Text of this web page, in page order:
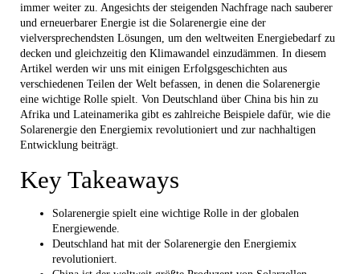
immer weiter zu. Angesichts der steigenden Nachfrage nach sauberer
und erneuerbarer Energie ist die Solarenergie eine der
vielversprechendsten Lösungen, um den weltweiten Energiebedarf zu
decken und gleichzeitig den Klimawandel einzudämmen. In diesem
Artikel werden wir uns mit einigen Erfolgsgeschichten aus
verschiedenen Teilen der Welt befassen, in denen die Solarenergie
eine wichtige Rolle spielt. Von Deutschland über China bis hin zu
Afrika und Lateinamerika gibt es zahlreiche Beispiele dafür, wie die
Solarenergie den Energiemix revolutioniert und zur nachhaltigen
Entwicklung beiträgt.
Key Takeaways
Solarenergie spielt eine wichtige Rolle in der globalen
Energiewende.
Deutschland hat mit der Solarenergie den Energiemix
revolutioniert.